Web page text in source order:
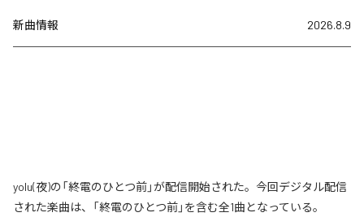
新曲情報 2026.8.9
yolu(夜)の「終電のひとつ前」が配信開始された。今回デジタル配信
された楽曲は、「終電のひとつ前」を含む全1曲となっている。